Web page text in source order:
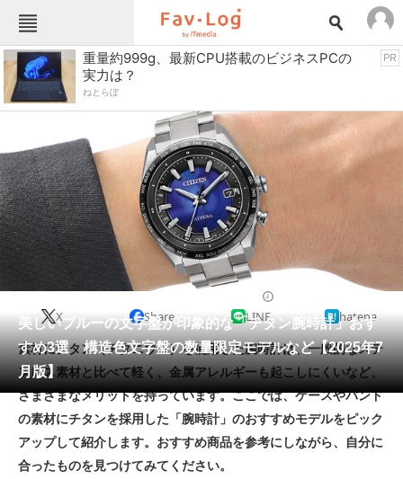
Fav-Logカテゴリー一覧
TOP
インテリア・収納 おもちゃ・ホビー
カメラ キッチン家電
キッチン用品 ゲーム
コンテンツ・サービス スイーツ・お菓子
スポーツ・レジャー スマホ・携帯電話
パソコン・タブレット ファッション
ペット 家電
工具・DIY 本・DVD・CD
生活家電 生活用品
空調・季節家電 美容・コスメ
腕時計 車・バイク
重量約999g、最新CPU搭載のビジネスPCの
実力は？
ねとらぼ
PR
美しいブルーの文字盤が印象的な「チタン腕時計」おす
すめ3選 構造色文字盤の数量限定モデルなど【2025年7
月版】
X Share LINE hatena
素材にチタン（チタニウム）を使用した腕時計は、一般的なステ
ンレス素材と比べて軽く、金属アレルギーも起こしにくいなど、
さまざまなメリットを持っています。ここでは、ケースやバンド
の素材にチタンを採用した「腕時計」のおすすめモデルをピック
アップして紹介します。おすすめ商品を参考にしながら、自分に
合ったものを見つけてみてください。